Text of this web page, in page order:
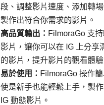
段、調整影片速度、添加轉場
製作出符合你需求的影片。
高品質輸出： FilmoraGo 支
影片，讓你可以在 IG 上分享
的影片，提升影片的觀看體驗
易於使用： FilmoraGo 操作
使是新手也能輕鬆上手，製
IG 動態影片。